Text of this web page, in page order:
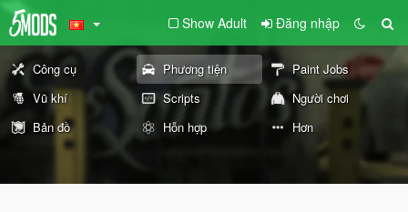
Show Adult Đăng nhập
Công cụ Phương tiện
Paint Jobs
Vũ khí
Scripts
Người chơi
Bản đồ
Hỗn hợp Hơn